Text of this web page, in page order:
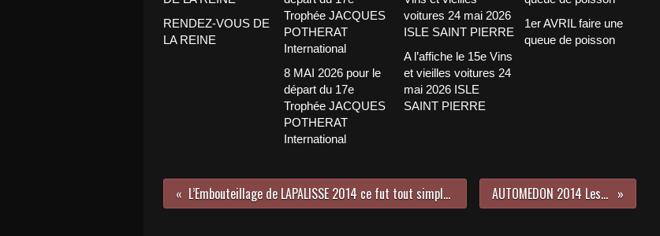
RENDEZ-VOUS DE
LA REINE
8 MAI 2026 pour le
départ du 17e
Trophée JACQUES
POTHERAT
International
A l’affiche le 15e Vins
et vieilles voitures 24
mai 2026 ISLE
SAINT PIERRE
1er AVRIL faire une
queue de poisson
L’Embouteillage de LAPALISSE 2014 ce fut tout simplement grandiose AUTOMEDON 2014 Les PHOTOS